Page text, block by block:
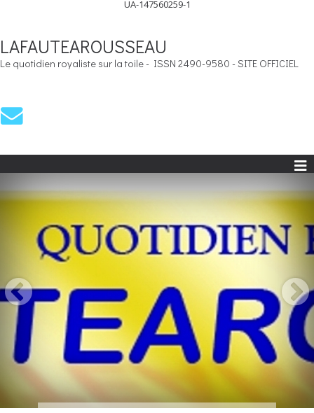
UA-147560259-1
LAFAUTEAROUSSEAU
Le quotidien royaliste sur la toile - ISSN 2490-9580 - SITE OFFICIEL